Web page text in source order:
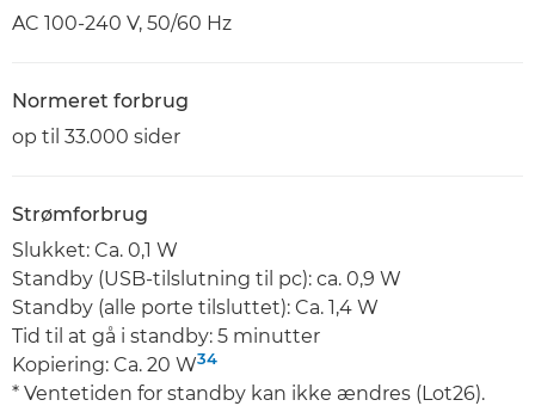
AC 100-240 V, 50/60 Hz
Normeret forbrug
op til 33.000 sider
Strømforbrug
Slukket: Ca. 0,1 W
Standby (USB-tilslutning til pc): ca. 0,9 W
Standby (alle porte tilsluttet): Ca. 1,4 W
Tid til at gå i standby: 5 minutter
Kopiering: Ca. 20 W34
* Ventetiden for standby kan ikke ændres (Lot26).